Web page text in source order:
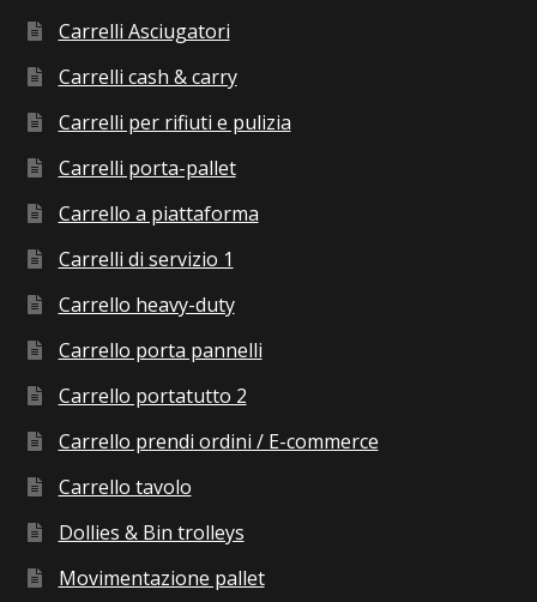
Carrelli Asciugatori
Carrelli cash & carry
Carrelli per rifiuti e pulizia
Carrelli porta-pallet
Carrello a piattaforma
Carrelli di servizio 1
Carrello heavy-duty
Carrello porta pannelli
Carrello portatutto 2
Carrello prendi ordini / E-commerce
Carrello tavolo
Dollies & Bin trolleys
Movimentazione pallet